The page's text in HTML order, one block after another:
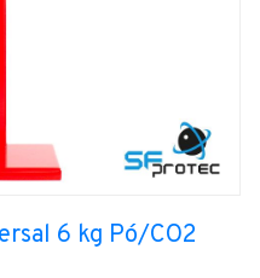
6 kg Pó/CO2